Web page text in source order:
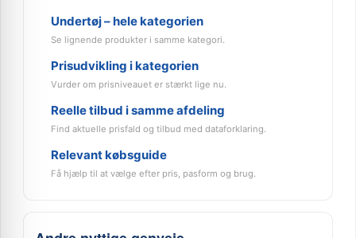
Undertøj – hele kategorien
Se lignende produkter i samme kategori.
Prisudvikling i kategorien
Vurder om prisniveauet er stærkt lige nu.
Reelle tilbud i samme afdeling
Find aktuelle prisfald og tilbud med dataforklaring.
Relevant købsguide
Få hjælp til at vælge efter pris, pasform og brug.